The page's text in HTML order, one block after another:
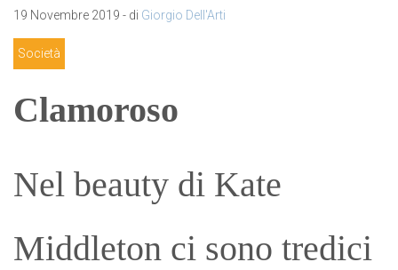
19 Novembre 2019 - di Giorgio Dell'Arti
Società
Clamoroso
Nel beauty di Kate
Middleton ci sono tredici